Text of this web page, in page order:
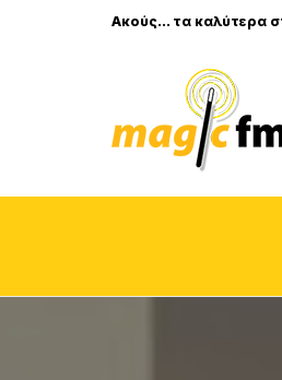
Ακούς... τα καλύτερα